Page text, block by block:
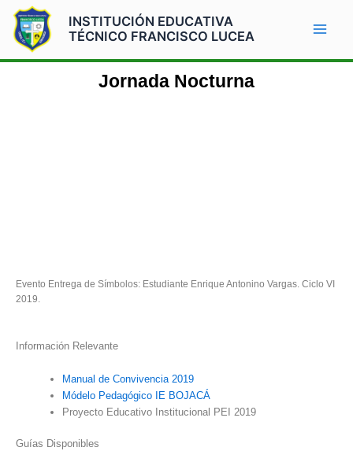
contenido
INSTITUCIÓN EDUCATIVA
TÉCNICO FRANCISCO LUCEA
Jornada Nocturna
Evento Entrega de Símbolos: Estudiante Enrique Antonino Vargas. Ciclo VI
2019.
Información Relevante
Manual de Convivencia 2019
Módelo Pedagógico IE BOJACÁ
Proyecto Educativo Institucional PEI 2019
Guías Disponibles